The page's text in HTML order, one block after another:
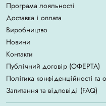
Програма лояльності
Доставка і оплата
Виробництво
Новини
Контакти
Публічний договір (ОФЕРТА)
Політика конфіденційності
Запитання та відповіді (FAQ)